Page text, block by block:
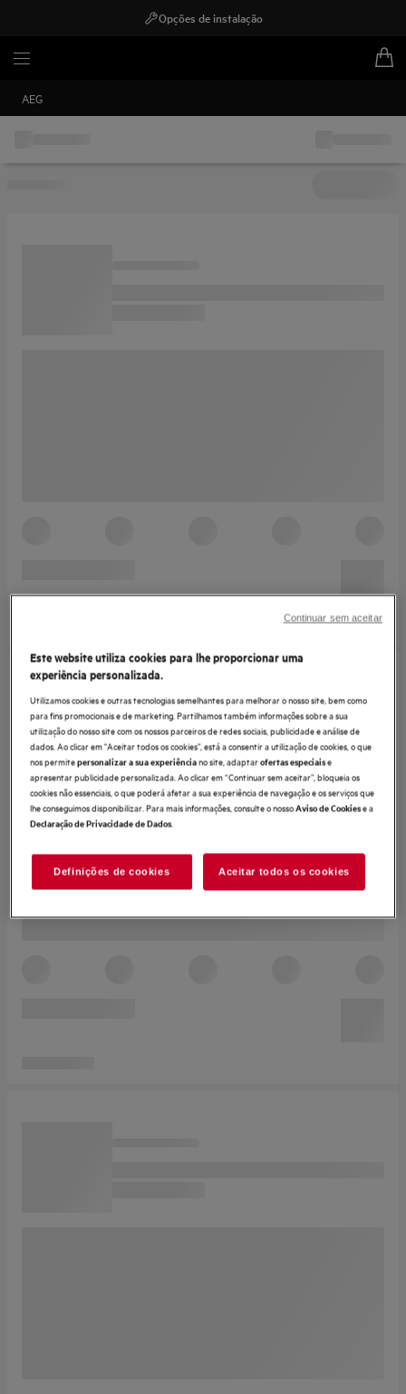
Opções de instalação
AEG
Este website utiliza cookies para lhe proporcionar uma
experiência personalizada.
Utilizamos cookies e outras tecnologias semelhantes para melhorar o nosso site, bem como
para fins promocionais e de marketing. Partilhamos também informações sobre a sua
utilização do nosso site com os nossos parceiros de redes sociais, publicidade e análise de
dados. Ao clicar em "Aceitar todos os cookies”, está a consentir a utilização de cookies, o que
nos permitepersonalizar a sua experiênciano site, adaptarofertas especiaise
apresentar publicidade personalizada. Ao clicar em “Continuar sem aceitar”, bloqueia os
cookies não essenciais, o que poderá afetar a sua experiência de navegação e os serviços que
lhe conseguimos disponibilizar. Para mais informações, consulte o nossoAviso de Cookiese a
Declaração de Privacidade de Dados.
Definições de cookies Aceitar todos os cookies
Continuar sem aceitar